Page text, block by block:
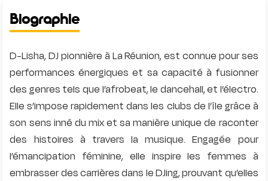
Biographie
D-Lisha, DJ pionnière à La Réunion, est connue pour ses
performances énergiques et sa capacité à fusionner
des genres tels que l’afrobeat, le dancehall, et l’électro.
Elle s’impose rapidement dans les clubs de l’île grâce à
son sens inné du mix et sa manière unique de raconter
des histoires à travers la musique. Engagée pour
l’émancipation féminine, elle inspire les femmes à
embrasser des carrières dans le DJing, prouvant qu’elles